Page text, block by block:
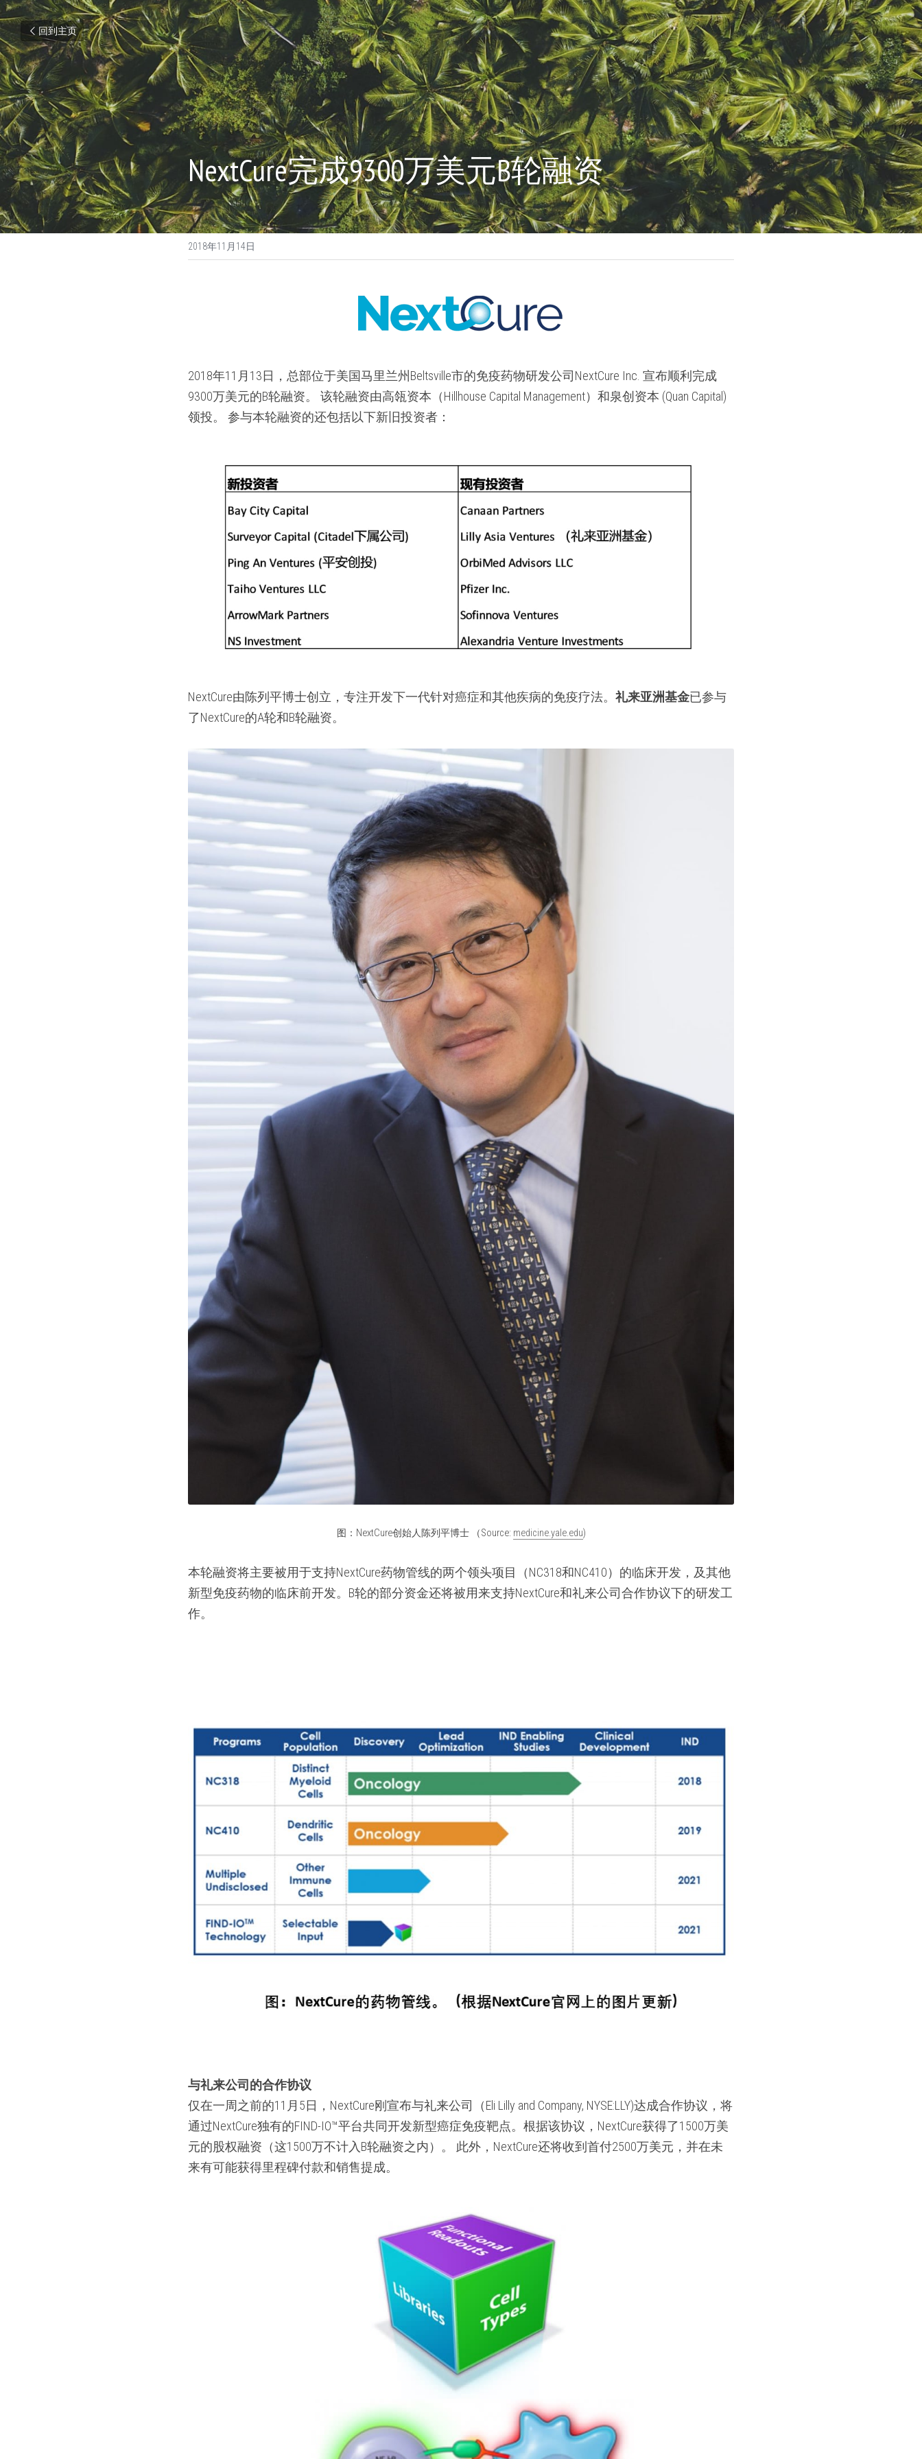
回到主页
NextCure完成9300万美元B轮融资
2018年11月14日
2018年11月13日，总部位于美国马里兰州Beltsville市的免疫药物研发公司NextCure Inc. 宣布顺利完成
9300万美元的B轮融资。 该轮融资由高瓴资本（Hillhouse Capital Management）和泉创资本 (Quan Capital)
领投。 参与本轮融资的还包括以下新旧投资者：
NextCure由陈列平博士创立，专注开发下一代针对癌症和其他疾病的免疫疗法。 礼来亚洲基金已参与
了NextCure的A轮和B轮融资。
图：NextCure创始人陈列平博士 （Source: medicine.yale.edu)
本轮融资将主要被用于支持NextCure药物管线的两个领头项目（NC318和NC410）的临床开发，及其他
新型免疫药物的临床前开发。B轮的部分资金还将被用来支持NextCure和礼来公司合作协议下的研发工
作。
与礼来公司的合作协议
仅在一周之前的11月5日，NextCure刚宣布与礼来公司（Eli Lilly and Company, NYSE:LLY)达成合作协议，将
通过NextCure独有的FIND-IO™平台共同开发新型癌症免疫靶点。根据该协议，NextCure获得了1500万美
元的股权融资（这1500万不计入B轮融资之内）。 此外，NextCure还将收到首付2500万美元，并在未
来有可能获得里程碑付款和销售提成。